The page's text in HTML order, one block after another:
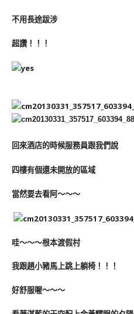
不用長途跋涉
超讚！！！
回來酒店的時候服務員跟我們說
四樓有個還未開放的區域
當然要去看阿～～～
哇～～～根本渡假村
我跟趙小豬馬上跳上躺椅！！！
好舒服喔～～～